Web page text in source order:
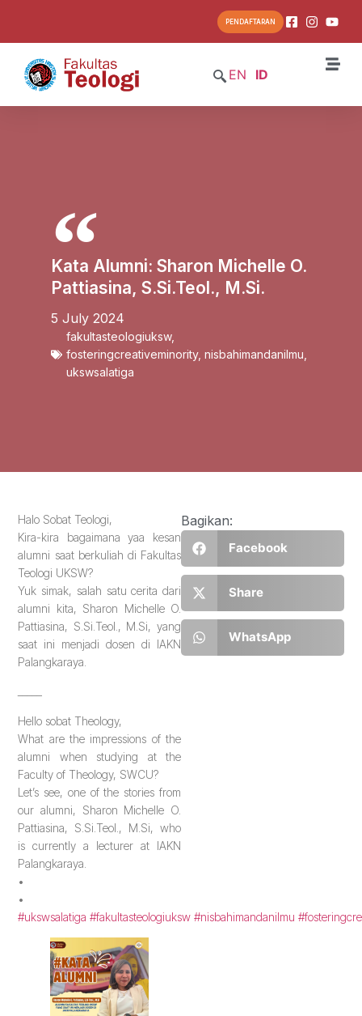
PENDAFTARAN
EN ID
Kata Alumni: Sharon Michelle O.
Pattiasina, S.Si.Teol., M.Si.
5 July 2024
fakultasteologiuksw,
fosteringcreativeminority, nisbahimandanilmu
ukswsalatiga
Halo Sobat Teologi,
Kira-kira bagaimana yaa kesan
alumni saat berkuliah di Fakultas
Teologi UKSW?
Yuk simak, salah satu cerita dari
alumni kita, Sharon Michelle O.
Pattiasina, S.Si.Teol., M.Si, yang
saat ini menjadi dosen di IAKN
Palangkaraya.
Hello sobat Theology,
What are the impressions of the
alumni when studying at the
Faculty of Theology, SWCU?
Let’s see, one of the stories from
our alumni, Sharon Michelle O.
Pattiasina, S.Si.Teol., M.Si, who
is currently a lecturer at IAKN
Palangkaraya.
•
•
#ukswsalatiga #fakultasteologiuksw #nisbahimandanilmu
Bagikan:
Facebook
Share
WhatsApp